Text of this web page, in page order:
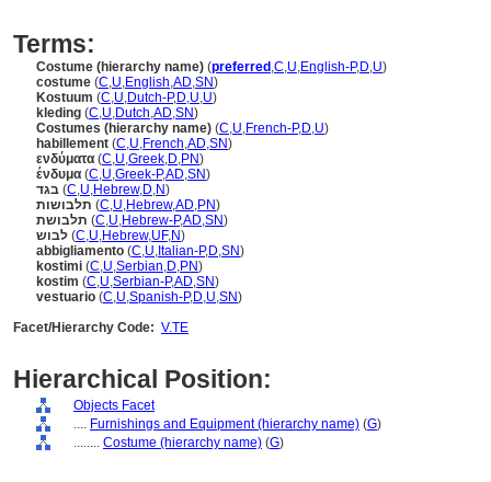
Terms:
Costume (hierarchy name) (preferred ,C,U,English-P,D,U)
costume (C,U,English,AD,SN)
Kostuum (C,U,Dutch-P,D,U,U)
kleding (C,U,Dutch,AD,SN)
Costumes (hierarchy name) (C,U,French-P,D,U)
habillement (C,U,French,AD,SN)
ενδύματα (C,U,Greek,D,PN)
ένδυμα (C,U,Greek-P,AD,SN)
בגד (C,U,Hebrew,D,N)
תלבושות (C,U,Hebrew,AD,PN)
תלבושת (C,U,Hebrew-P,AD,SN)
לבוש (C,U,Hebrew,UF,N)
abbigliamento (C,U, Italian-P,D,SN)
kostimi (C,U,Serbian,D,PN)
kostim (C,U,Serbian-P,AD,SN)
vestuario (C,U,Spanish-P,D,U,SN)
Facet/Hierarchy Code: V.TE
Hierarchical Position:
Objects Facet
.... Furnishings and Equipment (hierarchy name) (G)
........ Costume (hierarchy name) (G)